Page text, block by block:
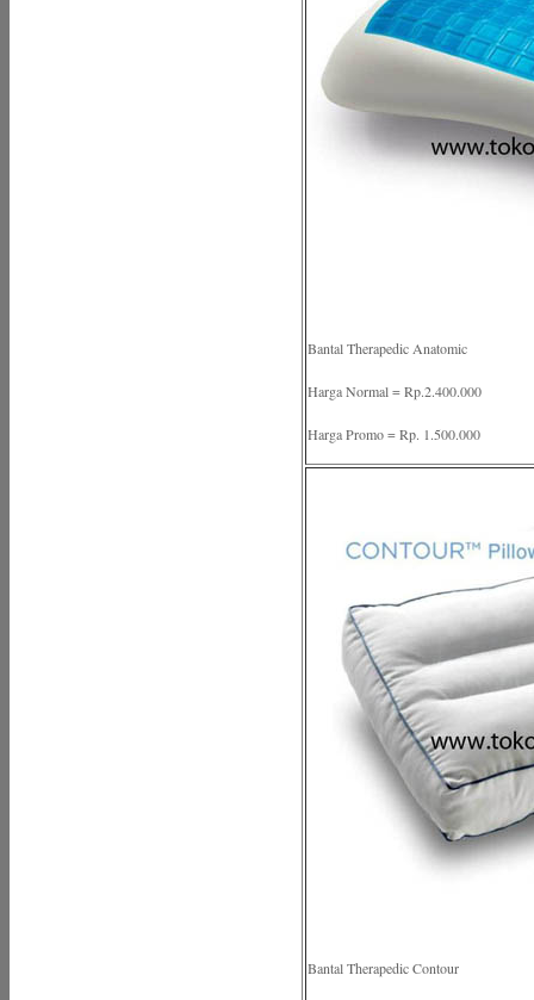
Bantal Therapedic Anatomic
Harga Normal = Rp.2.400.000
Harga Promo = Rp. 1.500.000
Bantal Therapedic Contour